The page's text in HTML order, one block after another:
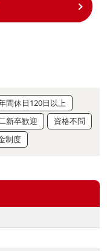
間休日120日以上
新卒歓迎
資格不問
制度